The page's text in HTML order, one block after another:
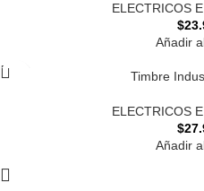
ELECTRICOS
$
Añadir
Timbre
ELECTRICOS
$
Añadir